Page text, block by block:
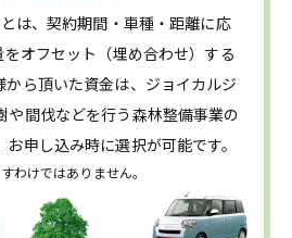
は、契約期間・車種・距離に応
をオフセット（埋め合わせ）する
から頂いた資金は、ジョイカルジ
や間伐などを行う森林整備事業の
申し込み時に選択が可能です。
わけではありません。